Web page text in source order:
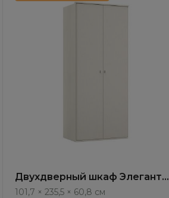
Двухдверный шкаф Элеганте
/ Elegante LE6456.1
101,7 × 235,5 × 60,8 см